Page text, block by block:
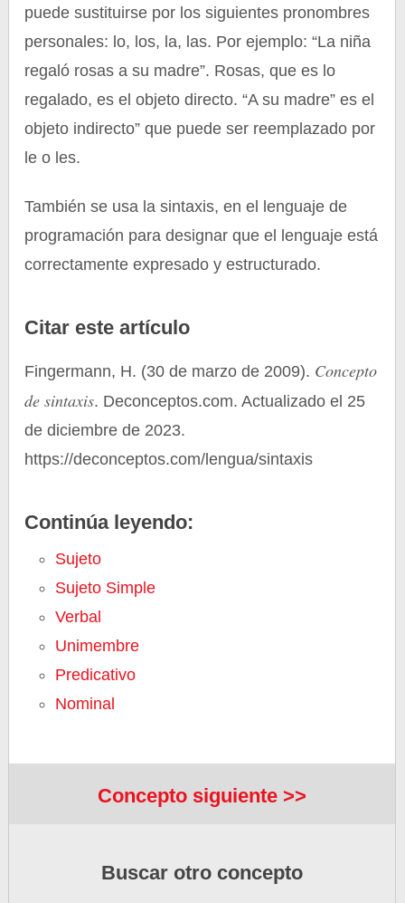
puede sustituirse por los siguientes pronombres
personales: lo, los, la, las. Por ejemplo: “La niña
regaló rosas a su madre”. Rosas, que es lo
regalado, es el objeto directo. “A su madre” es el
objeto indirecto” que puede ser reemplazado por
le o les.
También se usa la sintaxis, en el lenguaje de
programación para designar que el lenguaje está
correctamente expresado y estructurado.
Citar este artículo
Fingermann, H. (30 de marzo de 2009). Concepto
de sintaxis. Deconceptos.com. Actualizado el 25
de diciembre de 2023.
https://deconceptos.com/lengua/sintaxis
Continúa leyendo:
Sujeto
Sujeto Simple
Verbal
Unimembre
Predicativo
Nominal
Concepto siguiente >>
Buscar otro concepto